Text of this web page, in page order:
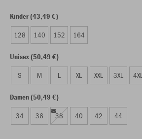
Kinder (43,49 €)
128 140 152 164
Unisex (50,49 €)
S M L XL XXL 3XL
Damen (50,49 €)
34 36 38 40 42 44